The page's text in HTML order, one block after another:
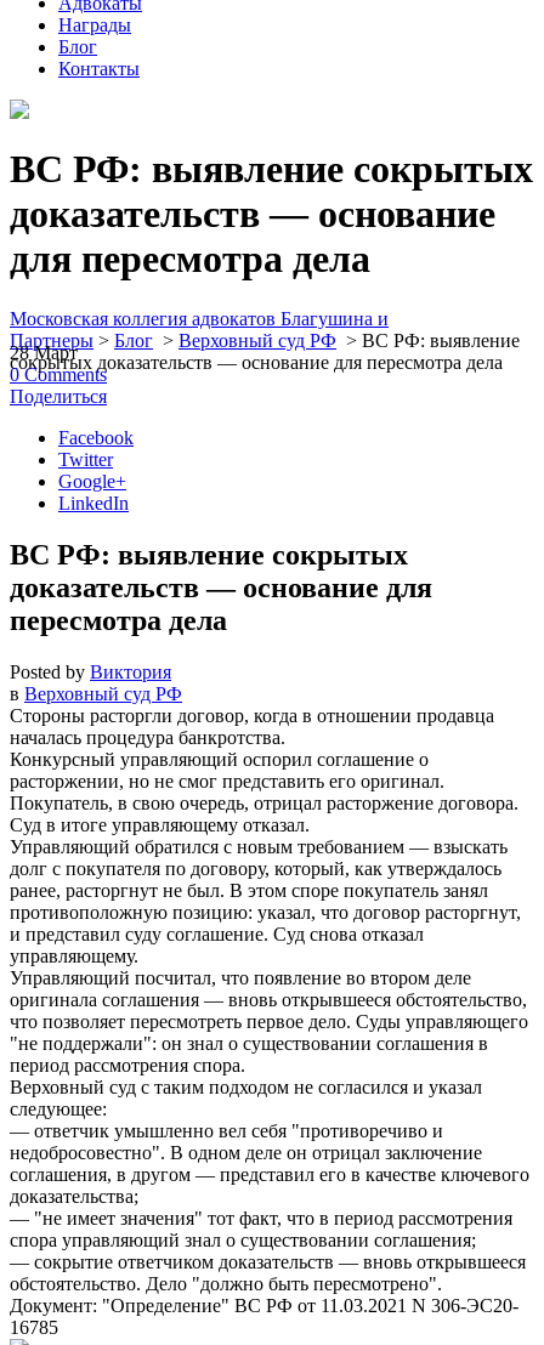
Награды
Блог
Контакты
ВС РФ: выявление сокрытых
доказательств — основание
для пересмотра дела
Московская коллегия адвокатов Благушина и
Партнеры > Блог > Верховный суд РФ > ВС РФ: выявление
сокрытых доказательств — основание для пересмотра дела
28 Март
0 Comments
Поделиться
Facebook
Twitter
Google+
LinkedIn
ВС РФ: выявление сокрытых
доказательств — основание для
пересмотра дела
Posted by Виктория
в Верховный суд РФ
Стороны расторгли договор, когда в отношении продавца
началась процедура банкротства.
Конкурсный управляющий оспорил соглашение о
расторжении, но не смог представить его оригинал.
Покупатель, в свою очередь, отрицал расторжение договора.
Суд в итоге управляющему отказал.
Управляющий обратился с новым требованием — взыскать
долг с покупателя по договору, который, как утверждалось
ранее, расторгнут не был. В этом споре покупатель занял
противоположную позицию: указал, что договор расторгнут,
и представил суду соглашение. Суд снова отказал
управляющему.
Управляющий посчитал, что появление во втором деле
оригинала соглашения — вновь открывшееся обстоятельство,
что позволяет пересмотреть первое дело. Суды управляющего
не поддержали : он знал о существовании соглашения в
период рассмотрения спора.
Верховный суд с таким подходом не согласился и указал
следующее:
— ответчик умышленно вел себя
противоречиво и
недобросовестно . В одном деле он отрицал заключение
соглашения, в другом — представил его в качестве ключевого
доказательства;
—
не имеет значения
тот факт, что в период рассмотрения
спора управляющий знал о существовании соглашения;
— сокрытие ответчиком доказательств — вновь открывшееся
обстоятельство. Дело
должно быть пересмотрено .
Документ:
Определение
ВС РФ от 11.03.2021 N 306-ЭС20-
16785